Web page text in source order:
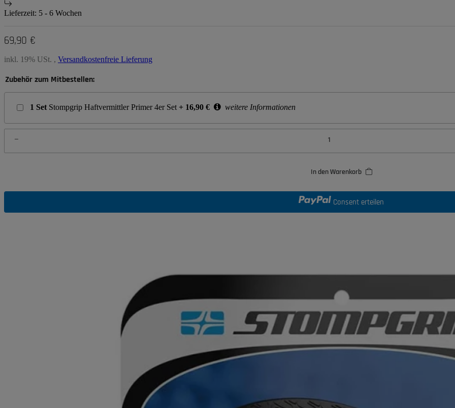
Lieferzeit: 5 - 6 Wochen
69,90 €
inkl. 19% USt. , Versandkostenfreie Lieferung
Zubehör zum Mitbestellen:
1 Set Stompgrip Haftvermittler Primer 4er Set + 16,90 € weitere Informationen
In den Warenkorb
Consent erteilen